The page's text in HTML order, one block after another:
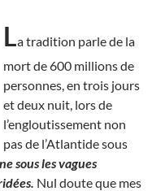
La tradition parle de la
mort de 600 millions de
personnes, en trois jours
et deux nuit, lors de
l’engloutissement non
pas de l’Atlantide sous
sous les vagues
Nul doute que mes